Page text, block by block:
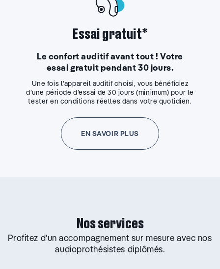
Essai gratuit*
Le confort auditif avant tout ! Votre
essai gratuit pendant 30 jours.
Une fois l’appareil auditif choisi, vous bénéficiez
d’une période d’essai de 30 jours (minimum) pour le
tester en conditions réelles dans votre quotidien.
EN SAVOIR PLUS
Nos services
Profitez d’un accompagnement sur mesure avec nos
audioprothésistes diplômés.